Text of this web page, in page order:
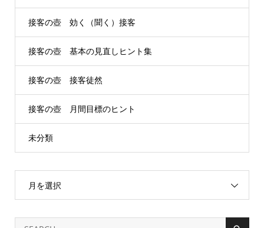
接客の壺 効く（聞く）接客
接客の壺 基本の見直しヒント集
接客の壺 接客徒然
接客の壺 月間目標のヒント
未分類
月を選択